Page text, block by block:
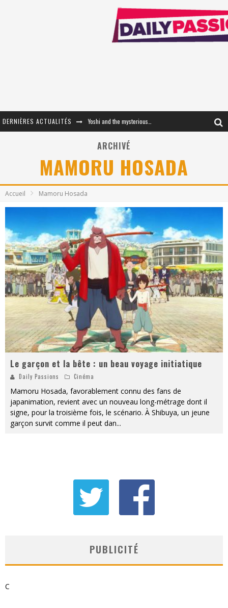
DERNIÈRES ACTUALITÉS
« The Broken Ring / This Mariage Will Fail Anyway » (Tome 2) – Préparer sa vengeance…
« Mon Village Révolté » - Combattre un Projet !
Star Fox
PsyRiver 2026 : la magie revient sur les rives de l’Aar
« MOFUSAND / Parler Japonais » – Des Expressions Pratiques !
« Dr Wertham / L’homme qui étudia les tueurs en série » - Un Métier à Risque !
Assassin's Creed Black Flag Resynced
« Le Vent dand les Saules » - Une Belle Histoire !
Splatoon Raiders
ARCHIVÉ
MAMORU HOSADA
Accueil Mamoru Hosada
Le garçon et la bête : un beau voyage initiatique
Daily Passions Cinéma
Mamoru Hosada, favorablement connu des fans de
japanimation, revient avec un nouveau long-métrage dont il
signe, pour la troisième fois, le scénario. À Shibuya, un jeune
garçon survit comme il peut dan...
PUBLICITÉ
C